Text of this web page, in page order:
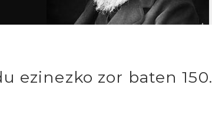
ezinezko zor baten 150.